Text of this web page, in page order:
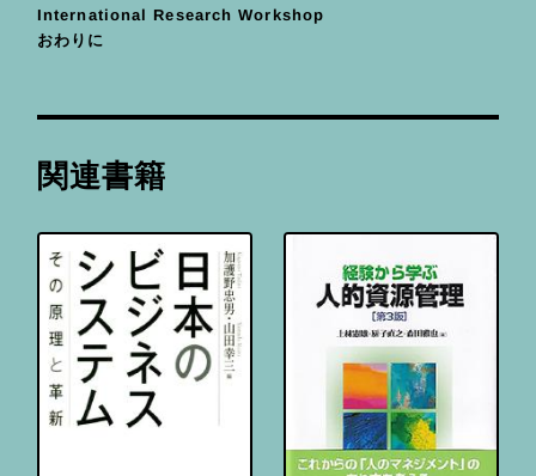
International Research Workshop
おわりに
関連書籍